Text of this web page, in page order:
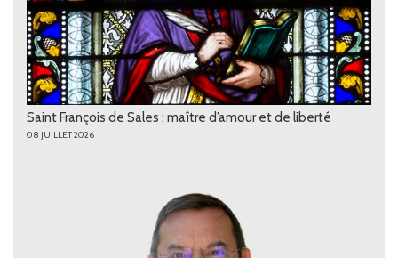
Saint François de Sales : maître d’amour et de liberté
08 JUILLET 2026